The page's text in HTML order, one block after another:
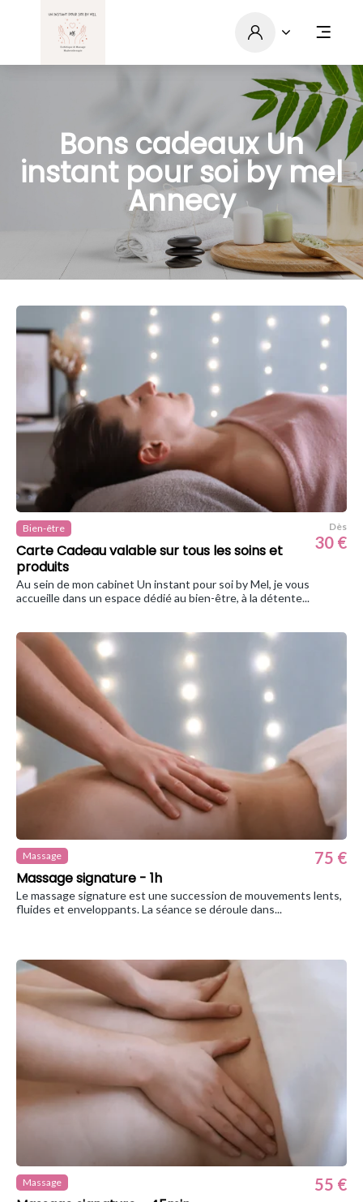
Bons cadeaux Un
instant pour soi by mel
Annecy
Bien-être
Carte Cadeau valable sur tous les soins et
produits
Dès
30 €
Au sein de mon cabinet Un instant pour soi by Mel, je vous
accueille dans un espace dédié au bien-être, à la détente...
Massage
Massage signature - 1h
75 €
Le massage signature est une succession de mouvements lents,
fluides et enveloppants. La séance se déroule dans...
Massage 55 €